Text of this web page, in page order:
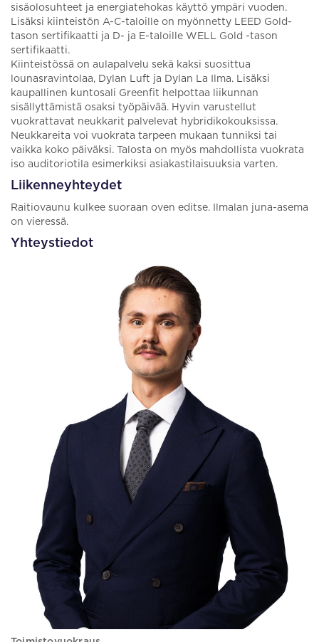
sisäolosuhteet ja energiatehokas käyttö ympäri vuoden.
Lisäksi kiinteistön A-C-taloille on myönnetty LEED Gold-
tason sertifikaatti ja D- ja E-taloille WELL Gold -tason
sertifikaatti.
Kiinteistössä on aulapalvelu sekä kaksi suosittua
lounasravintolaa, Dylan Luft ja Dylan La Ilma. Lisäksi
kaupallinen kuntosali Greenfit helpottaa liikunnan
sisällyttämistä osaksi työpäivää. Hyvin varustellut
vuokrattavat neukkarit palvelevat hybridikokouksissa.
Neukkareita voi vuokrata tarpeen mukaan tunniksi tai
vaikka koko päiväksi. Talosta on myös mahdollista vuokrata
iso auditoriotila esimerkiksi asiakastilaisuuksia varten.
Liikenneyhteydet
Raitiovaunu kulkee suoraan oven editse. Ilmalan juna-asema
on vieressä.
Yhteystiedot